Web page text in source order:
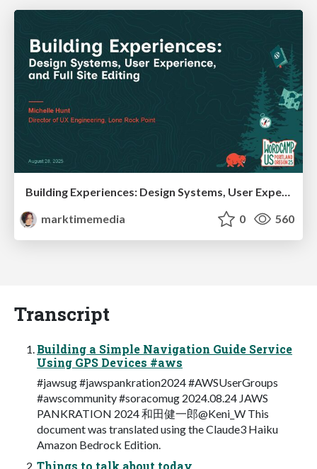
marktimemedia
0 560
Transcript
Building a Simple Navigation Guide Service
Using GPS Devices #aws
#jawsug #jawspankration2024 #AWSUserGroups
#awscommunity #soracomug 2024.08.24 JAWS
PANKRATION 2024 和田健一郎@Keni_W This
document was translated using the Claude3 Haiku
Amazon Bedrock Edition.
Things to talk about today